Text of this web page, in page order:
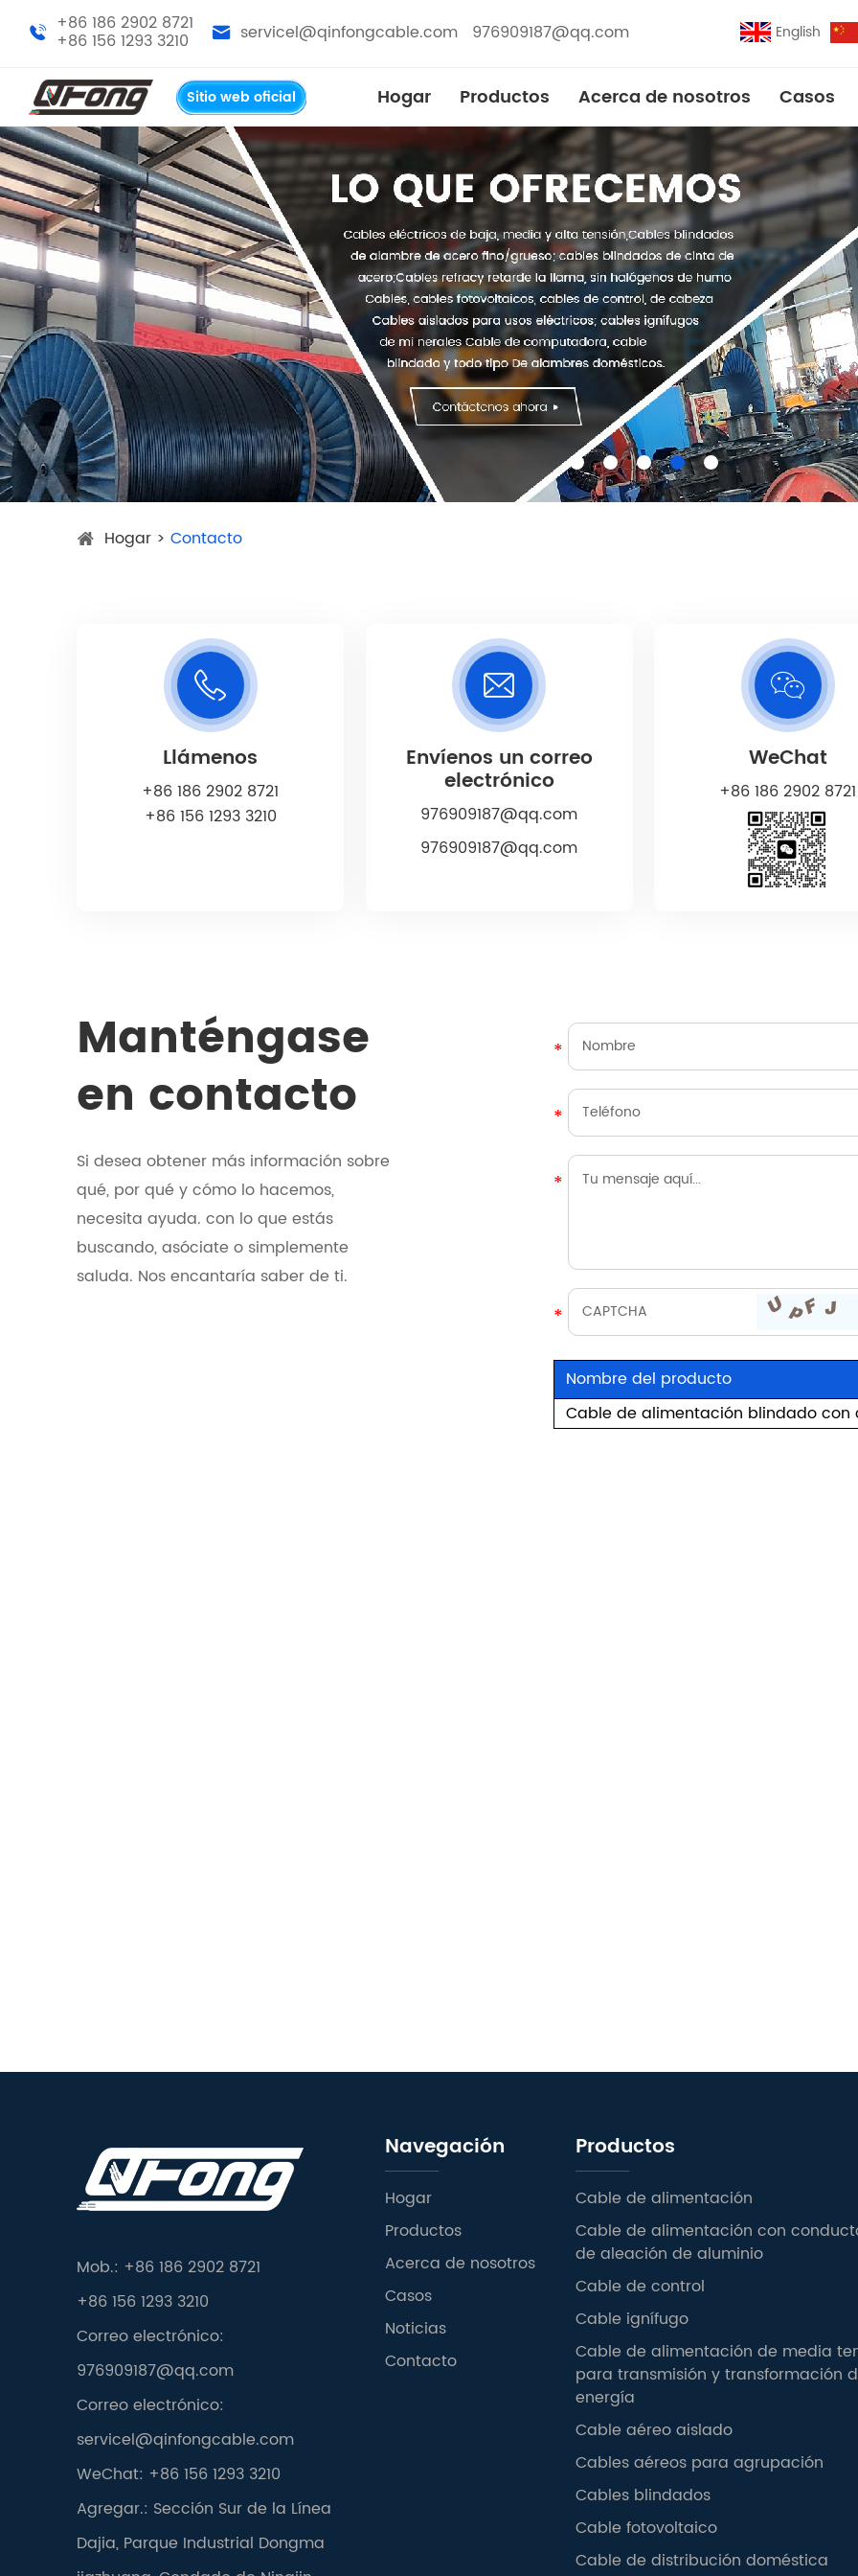
+86 186 2902 8721
+86 156 1293 3210 servicel@qinfongcable.com 976909187@qq.com English
Sitio web oficial Hogar Productos Acerca de nosotros Casos
Hogar > Contacto
Llámenos
+86 186 2902 8721
+86 156 1293 3210
Envíenos un correo
electrónico
976909187@qq.com
976909187@qq.com
WeChat
+86 186 2902 8721
Manténgase
en contacto
Si desea obtener más información sobre
qué, por qué y cómo lo hacemos,
necesita ayuda. con lo que estás
buscando, asóciate o simplemente
saluda. Nos encantaría saber de ti.
*
*
*
*
Nombre del producto
Cable de alimentación blindado
Mob.: +86 186 2902 8721
+86 156 1293 3210
Correo electrónico:
976909187@qq.com
Correo electrónico:
servicel@qinfongcable.com
WeChat: +86 156 1293 3210
Agregar.: Sección Sur de la Línea
Dajia, Parque Industrial Dongma
Navegación
Hogar
Productos
Acerca de nosotros
Casos
Noticias
Contacto
Productos
Cable de alimentación
Cable de alimentación con
de aleación de aluminio
Cable de control
Cable ignífugo
Cable de alimentación de media
para transmisión y transformación
energía
Cable aéreo aislado
Cables aéreos para agrupación
Cables blindados
Cable fotovoltaico
Cable de distribución doméstica